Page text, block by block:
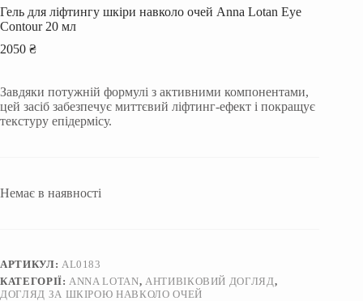
Гель для ліфтингу шкіри навколо очей Anna Lotan Eye
Contour 20 мл
2050 ₴
Завдяки потужній формулі з активними компонентами,
цей засіб забезпечує миттєвий ліфтинг-ефект і покращує
текстуру епідермісу.
Немає в наявності
АРТИКУЛ: AL0183
КАТЕГОРІЇ: ANNA LOTAN, АНТИВІКОВИЙ ДОГЛЯД,
ДОГЛЯД ЗА ШКІРОЮ НАВКОЛО ОЧЕЙ